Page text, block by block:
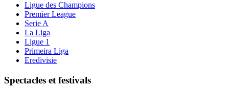
Ligue des Champions
Premier League
Serie A
La Liga
Ligue 1
Primeira Liga
Eredivisie
Spectacles et festivals